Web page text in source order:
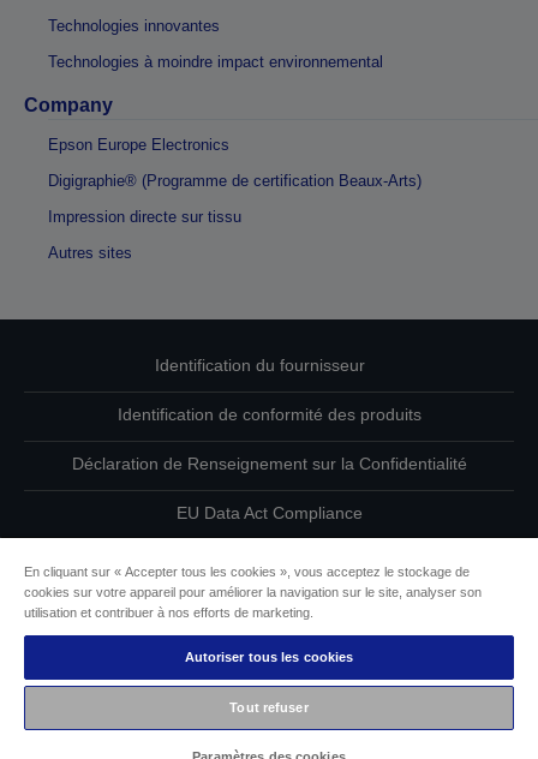
Technologies innovantes
Technologies à moindre impact environnemental
Company
Epson Europe Electronics
Digigraphie® (Programme de certification Beaux-Arts)
Impression directe sur tissu
Autres sites
Identification du fournisseur
Identification de conformité des produits
Déclaration de Renseignement sur la Confidentialité
EU Data Act Compliance
Informations sur les cookies
L’engagement d’Epson pour l’accessibilité
Copyright © 2026 Seiko Epson
En cliquant sur « Accepter tous les cookies », vous acceptez le stockage de
cookies sur votre appareil pour améliorer la navigation sur le site, analyser son
utilisation et contribuer à nos efforts de marketing.
Autoriser tous les cookies
Tout refuser